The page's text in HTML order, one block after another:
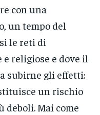
con una
un tempo del
le reti di
religiose e dove il
subirne gli effetti:
un rischio
deboli. Mai come